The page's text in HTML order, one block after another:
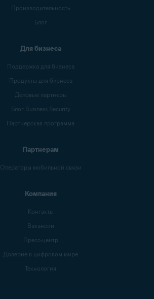
Производительность
Блог
Для бизнеса
Поддержка для бизнеса
Продукты для бизнеса
Деловые партнеры
Блог Business Security
Партнерская программа
Партнерам
Операторы мобильной связи
Компания
Контакты
Вакансии
Пресс-центр
Доверие в цифровом мире
Технология